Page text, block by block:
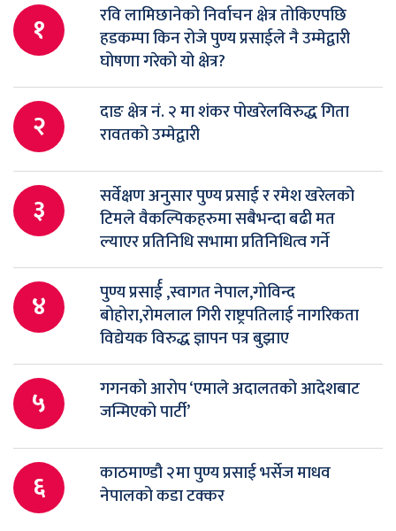
१
रवि लामिछानेको निर्वाचन क्षेत्र तोकिएपछि
हडकम्पा किन रोजे पुण्य प्रसाईले नै उम्मेद्वारी
घोषणा गरेको यो क्षेत्र?
२
दाङ क्षेत्र नं. २ मा शंकर पोखरेलविरुद्ध गिता
रावतको उम्मेद्वारी
३
सर्वेक्षण अनुसार पुण्य प्रसाई र रमेश खरेलको
टिमले वैकल्पिकहरुमा सबैभन्दा बढी मत
ल्याएर प्रतिनिधि सभामा प्रतिनिधित्व गर्ने
४
पुण्य प्रसार्ई ,स्वागत नेपाल,गोविन्द
बोहोरा,रोमलाल गिरी राष्ट्रपतिलाई नागरिकता
विद्येयक विरुद्ध ज्ञापन पत्र बुझाए
५
गगनको आरोप ‘एमाले अदालतको आदेशबाट
जन्मिएको पार्टी’
६
काठमाण्डौ २मा पुण्य प्रसाई भर्सेज माधव
नेपालको कडा टक्कर